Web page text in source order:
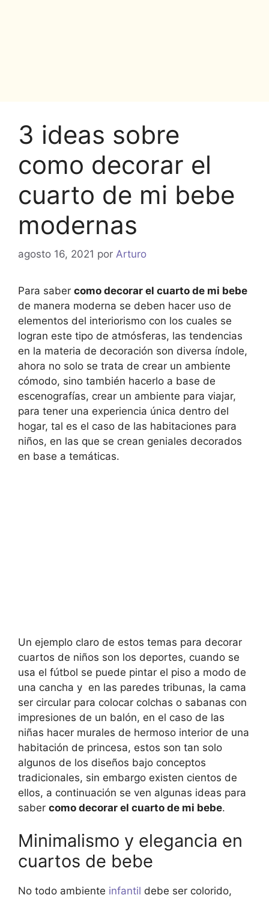
3 ideas sobre
como decorar el
cuarto de mi bebe
modernas
agosto 16, 2021 por Arturo
Para saber como decorar el cuarto de mi bebe
de manera moderna se deben hacer uso de
elementos del interiorismo con los cuales se
logran este tipo de atmósferas, las tendencias
en la materia de decoración son diversa índole,
ahora no solo se trata de crear un ambiente
cómodo, sino también hacerlo a base de
escenografías, crear un ambiente para viajar,
para tener una experiencia única dentro del
hogar, tal es el caso de las habitaciones para
niños, en las que se crean geniales decorados
en base a temáticas.
Un ejemplo claro de estos temas para decorar
cuartos de niños son los deportes, cuando se
usa el fútbol se puede pintar el piso a modo de
una cancha y en las paredes tribunas, la cama
ser circular para colocar colchas o sabanas con
impresiones de un balón, en el caso de las
niñas hacer murales de hermoso interior de una
habitación de princesa, estos son tan solo
algunos de los diseños bajo conceptos
tradicionales, sin embargo existen cientos de
ellos, a continuación se ven algunas ideas para
saber como decorar el cuarto de mi bebe.
Minimalismo y elegancia en
cuartos de bebe
No todo ambiente infantil debe ser colorido,